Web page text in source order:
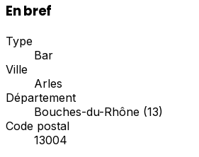
En bref
Type
Bar
Ville
Arles
Département
Bouches-du-Rhône (13)
Code postal
13004